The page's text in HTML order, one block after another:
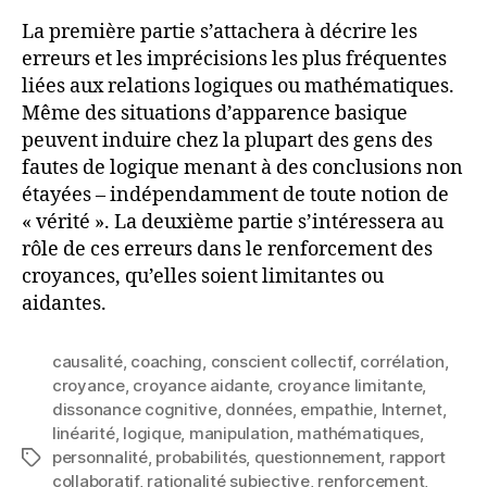
La première partie s’attachera à décrire les
erreurs et les imprécisions les plus fréquentes
liées aux relations logiques ou mathématiques.
Même des situations d’apparence basique
peuvent induire chez la plupart des gens des
fautes de logique menant à des conclusions non
étayées – indépendamment de toute notion de
« vérité ». La deuxième partie s’intéressera au
rôle de ces erreurs dans le renforcement des
croyances, qu’elles soient limitantes ou
aidantes.
Étiquettes
causalité, coaching, conscient collectif, corrélation,
croyance, croyance aidante, croyance limitante,
dissonance cognitive, données, empathie, Internet,
linéarité, logique, manipulation, mathématiques,
personnalité, probabilités, questionnement, rapport
collaboratif, rationalité subjective, renforcement,